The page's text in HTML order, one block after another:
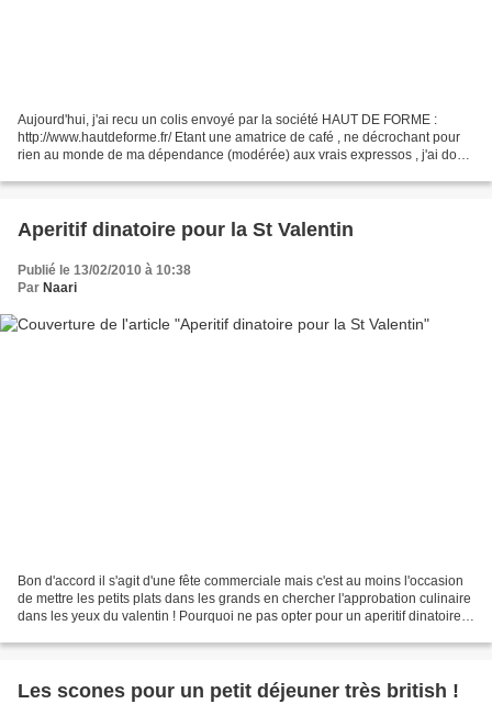
Aujourd'hui, j'ai recu un colis envoyé par la société HAUT DE FORME :
http://www.hautdeforme.fr/ Etant une amatrice de café , ne décrochant pour
rien au monde de ma dépendance (modérée) aux vrais expressos , j'ai donc
Aperitif dinatoire pour la St Valentin
Publié le 13/02/2010 à 10:38
Par Naari
Bon d'accord il s'agit d'une fête commerciale mais c'est au moins l'occasion
de mettre les petits plats dans les grands en chercher l'approbation culinaire
dans les yeux du valentin ! Pourquoi ne pas opter pour un aperitif dinatoire,
Les scones pour un petit déjeuner très british !